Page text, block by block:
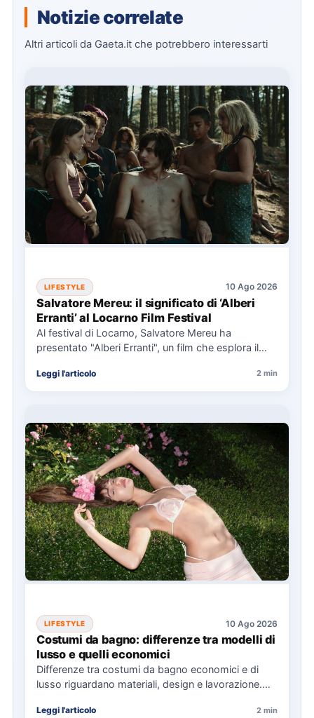
Notizie correlate
Altri articoli da Gaeta.it che potrebbero interessarti
LIFESTYLE 10 Ago 2026
Salvatore Mereu: il significato di ‘Alberi
Erranti’ al Locarno Film Festival
Al festival di Locarno, Salvatore Mereu ha
presentato "Alberi Erranti", un film che esplora il
Leggi l'articolo 2 min
LIFESTYLE 10 Ago 2026
Costumi da bagno: differenze tra modelli di
lusso e quelli economici
Differenze tra costumi da bagno economici e di
lusso riguardano materiali, design e lavorazione.
Leggi l'articolo 2 min